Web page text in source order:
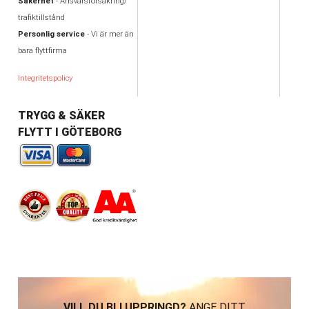
trafiktillstånd
Personlig service- Vi är mer än
bara flyttfirma
Integritetspolicy
TRYGG & SÄKER
FLYTT I GÖTEBORG